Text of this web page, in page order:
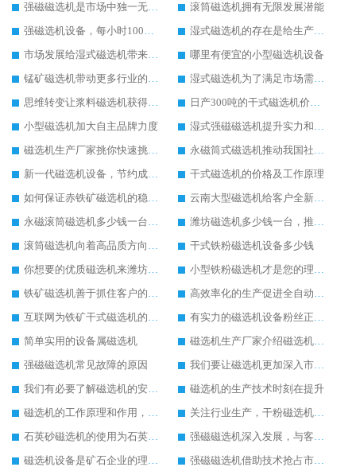
强磁磁选机是市场中独一无二的好用的设备
滚筒磁选机拥有无限发展潜能
强磁选机设备，每小时100吨大概多少钱
湿式磁选机的存在是给生产极大的帮助
市场发展给湿式磁选机带来好的发展机遇
哪里有便宜的小型磁选机设备
锰矿磁选机带动更多行业的进步和发展
湿式磁选机为了满足市场需求而不断努力
思维转变让浆料磁选机获得发展先机
日产300吨的干式磁选机价格以及参数
小型磁选机加大自主品牌力度
湿式强磁磁选机提升实力和生产价值
磁选机生产厂家挑你快速挑选磁选机设备
永磁筒式磁选机推动我国社会的发展
新一代磁选机设备，节约成本又好用
干式磁选机的价格及工作原理
如何保证赤铁矿磁选机的稳定发展
云南大型磁选机给客户全新的体验
永磁滚筒磁选机多少钱一台，提供型号参数表
潍坊磁选机多少钱一台，推荐合适磁选机厂家
滚筒磁选机向着高品质方向发展
干式铁粉磁选机设备多少钱
你想要的优质磁选机来潍坊找华体会手机网页版-华体会(中国)
小型铁粉磁选机才是您的理想设备
铁矿磁选机善于抓住客户的心里需求
高效率化的生产促进全自动磁选机的发展
互联网为铁矿干式磁选机的销售提供了便利
有实力的磁选机设备粉丝正在暴增
简单实用的设备属磁选机
磁选机生产厂家介绍磁选机的使用范围
强磁磁选机常见故障的原因
我们要让磁选机更加深入市场发展
我们有必要了解磁选机的安全技术操作方法
磁选机的生产技术时刻在提升
磁选机的工作原理和作用，磁选机是为企业奋斗的
关注行业生产，干粉磁选机更适合市场使用
石英砂磁选机的使用为石英砂除铁带来较好的发展
强磁磁选机深入发展，与客户共创美好明天
磁选机设备是矿石企业的理想设备
强磁磁选机借助技术抢占市场，强磁磁选机电话